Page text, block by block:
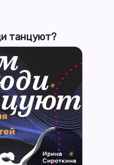
танцуют?